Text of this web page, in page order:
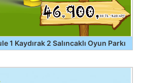
1 Kaydırak 2 Salıncaklı Oyun Parkı